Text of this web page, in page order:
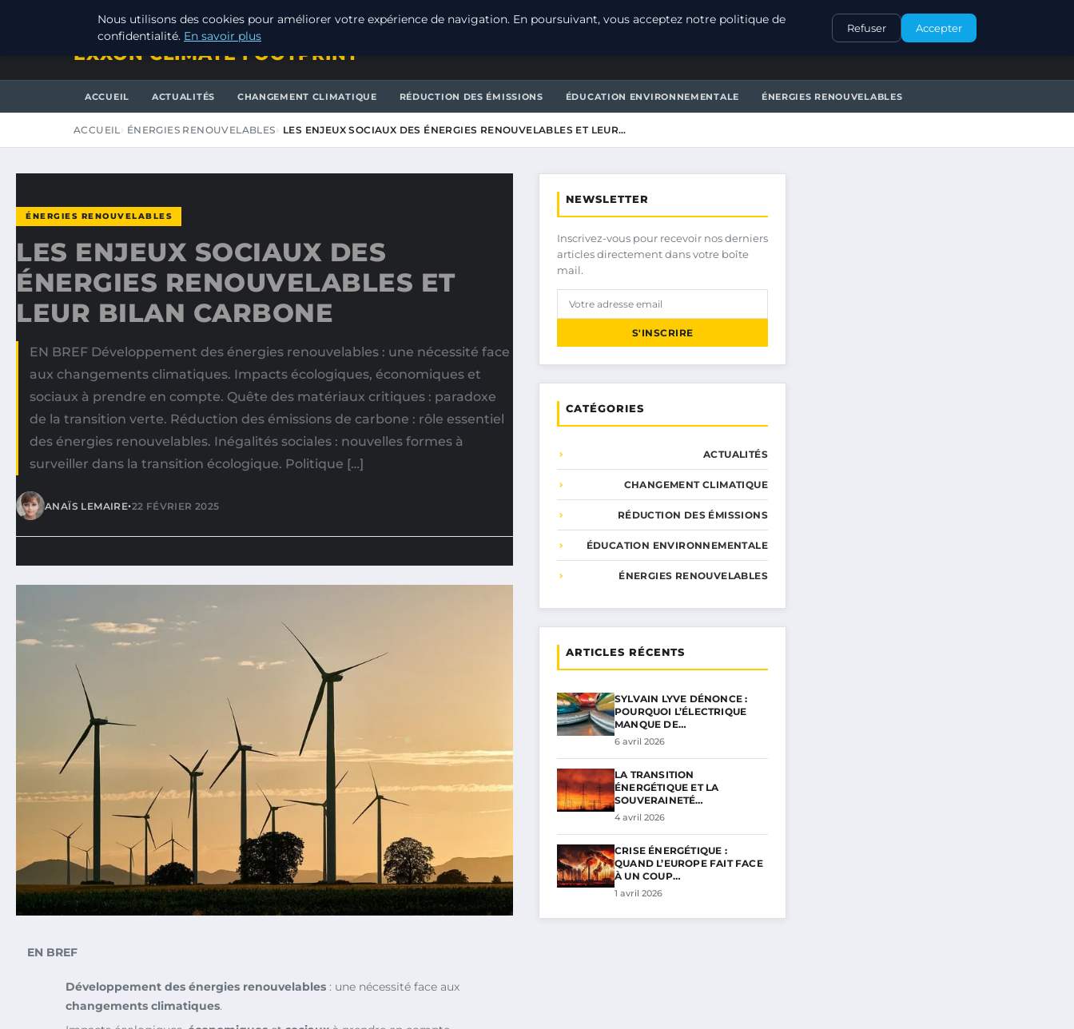
JEUDI 6 AOÛT 2026 CONTACT
EXXON CLIMATE FOOTPRINT
ACCUEIL ACTUALITÉS CHANGEMENT CLIMATIQUE RÉDUCTION DES ÉMISSIONS ÉDUCATION ENVIRONNEMENTALE ÉNERGIES RENOUVELABLES
ACCUEIL ÉNERGIES RENOUVELABLES LES ENJEUX SOCIAUX DES ÉNERGIES RENOUVELABLES ET LEUR…
ÉNERGIES RENOUVELABLES
LES ENJEUX SOCIAUX DES
ÉNERGIES RENOUVELABLES ET
LEUR BILAN CARBONE
EN BREF Développement des énergies renouvelables : une nécessité face
aux changements climatiques. Impacts écologiques, économiques et
sociaux à prendre en compte. Quête des matériaux critiques : paradoxe
de la transition verte. Réduction des émissions de carbone : rôle essentiel
des énergies renouvelables. Inégalités sociales : nouvelles formes à
surveiller dans la transition écologique. Politique […]
ANAÏS LEMAIRE•22 FÉVRIER 2025
EN BREF
Développement des énergies renouvelables : une nécessité face aux
changements climatiques.
NEWSLETTER
Inscrivez-vous pour recevoir nos derniers
articles directement dans votre boîte
mail.
S'INSCRIRE
CATÉGORIES
ACTUALITÉS
CHANGEMENT CLIMATIQUE
RÉDUCTION DES ÉMISSIONS
ÉDUCATION ENVIRONNEMENTALE
ÉNERGIES RENOUVELABLES
ARTICLES RÉCENTS
SYLVAIN LYVE DÉNONCE :
POURQUOI L’ÉLECTRIQUE
MANQUE DE…
6 avril 2026
LA TRANSITION
ÉNERGÉTIQUE ET LA
SOUVERAINETÉ…
4 avril 2026
CRISE ÉNERGÉTIQUE :
QUAND L’EUROPE FAIT FACE
À UN COUP…
1 avril 2026
Nous utilisons des cookies pour améliorer votre expérience de navigation. En poursuivant, vous acceptez notre politique de
confidentialité. En savoir plus
Refuser Accepter